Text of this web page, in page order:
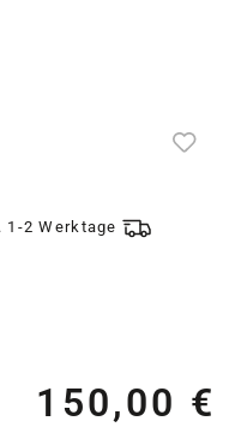
2 Werktage
150,00 €